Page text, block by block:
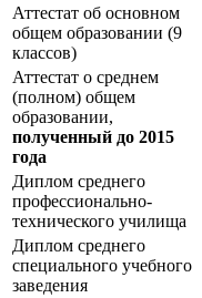
Аттестат об основном
общем образовании (9
классов)
Аттестат о среднем
(полном) общем
образовании,
полученный до 2015
года
Диплом среднего
профессионально-
технического училища
Диплом среднего
специального учебного
заведения